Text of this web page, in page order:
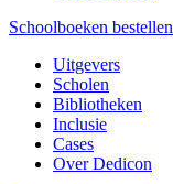
Schoolboeken bestellen
Uitgevers
Scholen
Bibliotheken
Inclusie
Cases
Over Dedicon